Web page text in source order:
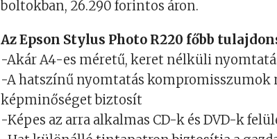
boltokban, 26.290 forintos áron.
Az Epson Stylus Photo R220 főbb
-Akár A4-es méretű, keret nélküli
-A hatszínű nyomtatás kompromisszumok
képminőséget biztosít
-Képes az arra alkalmas CD-k és DVD-k